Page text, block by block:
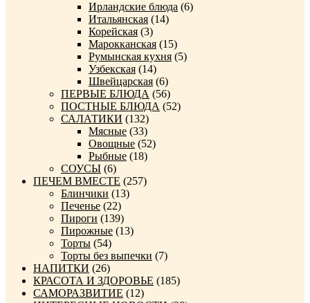
Ирландские блюда (6)
Итальянская (14)
Корейская (3)
Марокканская (15)
Румынская кухня (5)
Узбекская (14)
Швейцарская (6)
ПЕРВЫЕ БЛЮДА (56)
ПОСТНЫЕ БЛЮДА (52)
САЛАТИКИ (132)
Мясные (33)
Овощные (52)
Рыбные (18)
СОУСЫ (6)
ПЕЧЕМ ВМЕСТЕ (257)
Блинчики (13)
Печенье (22)
Пироги (139)
Пирожные (13)
Торты (54)
Торты без выпечки (7)
НАПИТКИ (26)
КРАСОТА И ЗДОРОВЬЕ (185)
САМОРАЗВИТИЕ (12)